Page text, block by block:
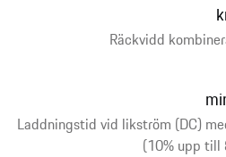
Räckvidd
Laddningstid vid likström (DC)
(10% upp till